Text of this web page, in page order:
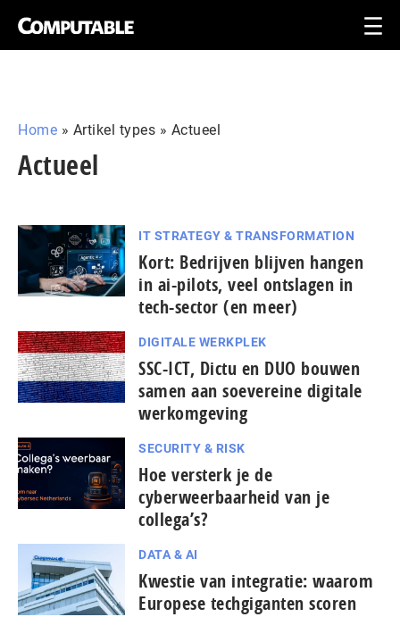
Home » Artikel types » Actueel
Actueel
IT STRATEGY & TRANSFORMATION
Kort: Bedrijven blijven hangen
in ai-pilots, veel ontslagen in
tech-sector (en meer)
DIGITALE WERKPLEK
SSC-ICT, Dictu en DUO bouwen
samen aan soevereine digitale
werkomgeving
SECURITY & RISK
Hoe versterk je de
cyberweerbaarheid van je
collega’s?
DATA & AI
Kwestie van integratie: waarom
Europese tech­gi­gan­ten scoren